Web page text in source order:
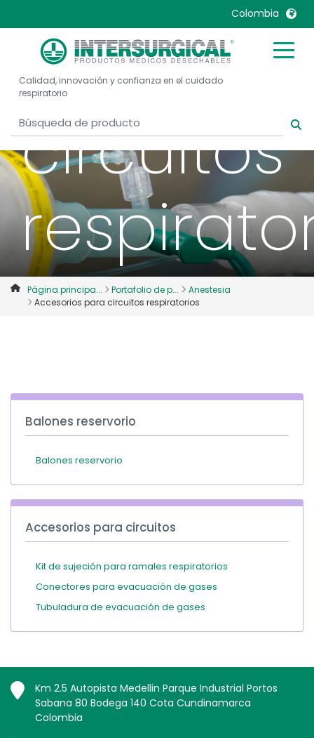
Colombia
United Kingdom
United States
België, Nederlands
Belgique, Français
Canada, English
Canada, Français
China
Colombia
Denmark
Deutschland
Malaysia
Mexico
Nederlands
Norway
Portugal
Russia
Calidad, innovación y confianza en el cuidado
respiratorio
para
circuitos
Página principa... Portafolio de p...
Anestesia
Accesorios para circuitos respiratorios
Balones reservorio
Balones reservorio
Accesorios para circuitos
Kit de sujeción para ramales respiratorios
Conectores para evacuación de gases
Tubuladura de evacuación de gases
Km 2.5 Autopista Medellin Parque Industrial Portos
Sabana 80 Bodega 140 Cota Cundinamarca
Colombia